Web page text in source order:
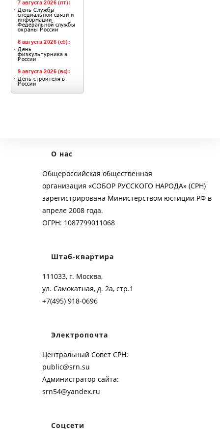
О нас
Общероссийская общественная
организация «СОБОР РУССКОГО НАРОДА» (СРН)
зарегистрирована Министерством юстиции РФ в
апреле 2008 года.
ОГРН: 1087799011068
Штаб-квартира
111033, г. Москва,
ул. Самокатная, д. 2а, стр.1
+7(495) 918-0696
Электропочта
Центральный Совет СРН:
public@srn.su
Администратор сайта:
srn54@yandex.ru
Соцсети